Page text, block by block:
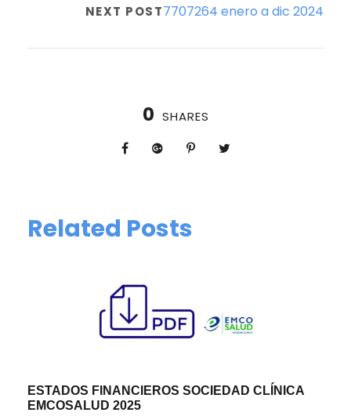
NEXT POST7707264 enero a dic 2024
0 SHARES
Related Posts
ESTADOS FINANCIEROS SOCIEDAD CLÍNICA
EMCOSALUD 2025